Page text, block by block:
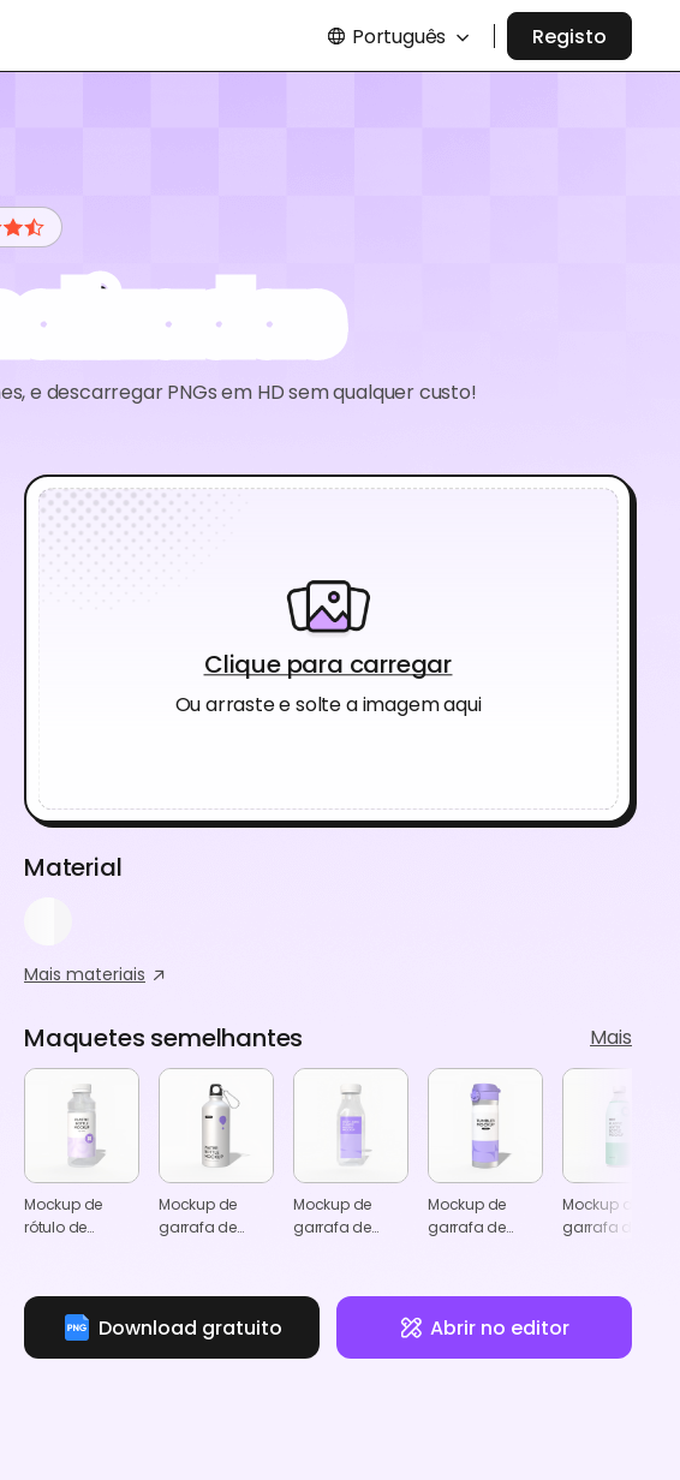
Português Registo
e descarregar PNGs em HD sem qualquer custo!
Clique para carregar
Ou arraste e solte a imagem aqui
Material
Mais materiais
Maquetes semelhantes Mais
Mockup de
rótulo de
plástico
Mockup de
garrafa de
Mockup de
garrafa de
Mockup de
garrafa de
inoxidável
Mockup de
garrafa de
Download gratuito Abrir no editor